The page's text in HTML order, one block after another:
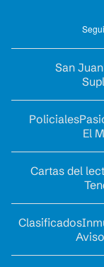
San Juan
Policiales
El
Cartas del
Clasificados